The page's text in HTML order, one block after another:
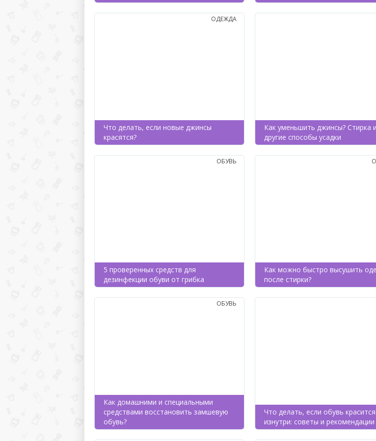
Что делать, если новые джинсы
красятся?
ОДЕЖДА
Как уменьшить джинсы? Стирка и
другие способы усадки
5 проверенных средств для
дезинфекции обуви от грибка
ОБУВЬ
Как можно быстро высушить
после стирки?
Как домашними и специальными
средствами восстановить замшевую
обувь?
ОБУВЬ
Что делать, если обувь красится
изнутри: советы и рекомендации